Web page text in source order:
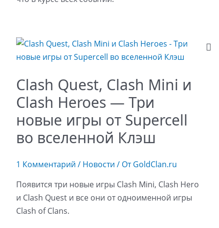
Clash Quest, Clash Mini и
Clash Heroes — Три
новые игры от Supercell
во вселенной Клэш
1 Комментарий / Новости / От GoldClan.ru
Появится три новые игры Clash Mini, Clash Hero
и Clash Quest и все они от одноименной игры
Clash of Clans.